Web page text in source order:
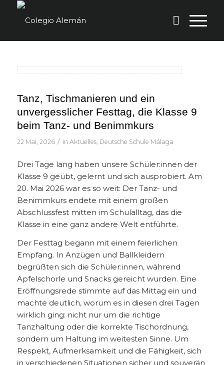
Tanz, Tischmanieren und ein
unvergesslicher Festtag, die Klasse 9
beim Tanz- und Benimmkurs
22 Mai, 2026 / in Aktuelles, Deutsche Schule Málaga
Drei Tage lang haben unsere Schüler:innen der
Klasse 9 geübt, gelernt und sich ausprobiert. Am
20. Mai 2026 war es so weit: Der Tanz- und
Benimmkurs endete mit einem großen
Abschlussfest mitten im Schulalltag, das die
Klasse in eine ganz andere Welt entführte.
Der Festtag begann mit einem feierlichen
Empfang. In Anzügen und Ballkleidern
begrüßten sich die Schüler:innen, während
Apfelschorle und Snacks gereicht wurden. Eine
Eröffnungsrede stimmte auf das Mittag ein und
machte deutlich, worum es in diesen drei Tagen
wirklich ging: nicht nur um die richtige
Tanzhaltung oder die korrekte Tischordnung,
sondern um Haltung im weitesten Sinne. Um
Respekt, Aufmerksamkeit und die Fähigkeit, sich
in verschiedenen Situationen sicher und souverän